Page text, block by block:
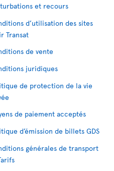
et recours
d’utilisation des sites
Transat
de vente
juridiques
de protection de la vie
de paiement acceptés
d’émission de billets GDS
générales de transport